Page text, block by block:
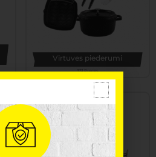
Virtuves piederumi
331 Preces